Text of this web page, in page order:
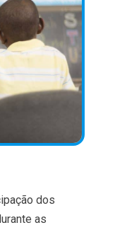
dos
as